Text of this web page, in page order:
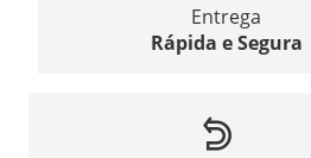
Entrega
Rápida e Segura